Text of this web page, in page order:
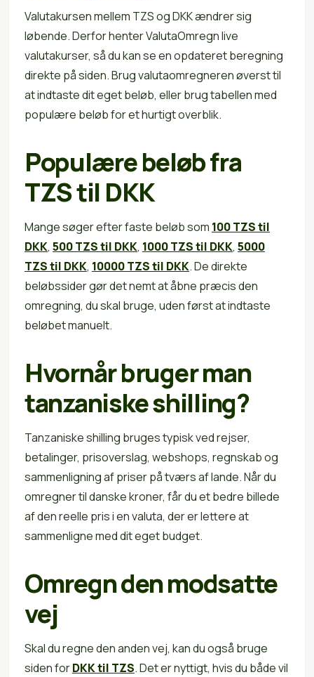
Valutakursen mellem TZS og DKK ændrer sig
løbende. Derfor henter ValutaOmregn live
valutakurser, så du kan se en opdateret beregning
direkte på siden. Brug valutaomregneren øverst til
at indtaste dit eget beløb, eller brug tabellen med
populære beløb for et hurtigt overblik.
Populære beløb fra
TZS til DKK
Mange søger efter faste beløb som 100 TZS til
DKK, 500 TZS til DKK, 1000 TZS til DKK, 5000
TZS til DKK, 10000 TZS til DKK. De direkte
beløbssider gør det nemt at åbne præcis den
omregning, du skal bruge, uden først at indtaste
beløbet manuelt.
Hvornår bruger man
tanzaniske shilling?
Tanzaniske shilling bruges typisk ved rejser,
betalinger, prisoverslag, webshops, regnskab og
sammenligning af priser på tværs af lande. Når du
omregner til danske kroner, får du et bedre billede
af den reelle pris i en valuta, der er lettere at
sammenligne med dit eget budget.
Omregn den modsatte
vej
Skal du regne den anden vej, kan du også bruge
siden forDKK til TZS. Det er nyttigt, hvis du både vil